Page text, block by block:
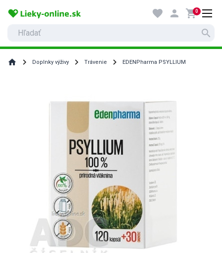
search
favorite person shopping_cart0
home Doplnky výživy Trávenie EDENPharma PSYLLIUM